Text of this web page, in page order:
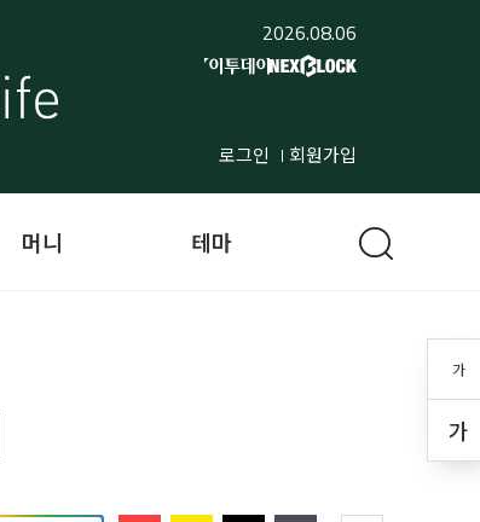
2026.08.06
로그인 회원가입
가
가
머니 테마